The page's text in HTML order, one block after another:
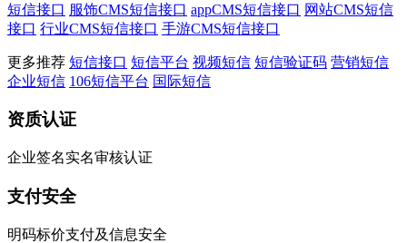
短信接口 服饰CMS短信接口 appCMS短信接口 网站CMS短信
接口 行业CMS短信接口 手游CMS短信接口
更多推荐 短信接口 短信平台 视频短信 短信验证码 营销短信
企业短信 106短信平台 国际短信
资质认证
企业签名实名审核认证
支付安全
明码标价支付及信息安全